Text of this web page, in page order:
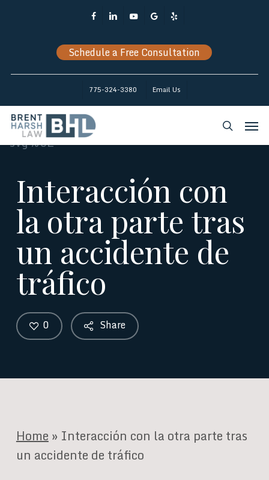
FacebookLinkedinYoutubeGoogle-
Yelp
Schedule a Free Consultation
775-324-3380 Email Us
search
Interacción con
la otra parte tras
un accidente de
tráfico
Share
0
Home» Interacción con la otra parte tras
un accidente de tráfico